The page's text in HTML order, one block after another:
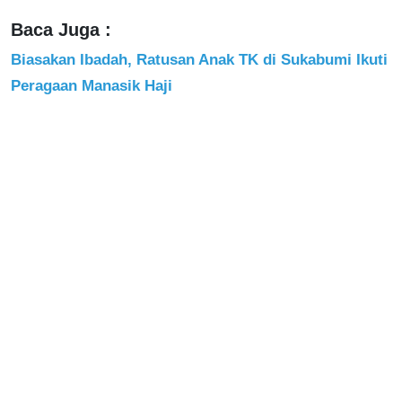
Baca Juga :
Biasakan Ibadah, Ratusan Anak TK di Sukabumi Ikuti
Peragaan Manasik Haji